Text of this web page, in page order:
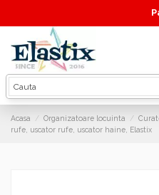
Acasa Organizatoare locuinta
rufe, uscator rufe, uscator haine, Elastix